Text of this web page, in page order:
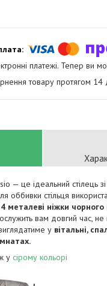
платежі. Тепер ви
товару протягом 14
— це ідеальний стілець
оббивки стільця
4 металеві ніжки чорного
вам довгий час,
у вітальні,
у сірому кольорі